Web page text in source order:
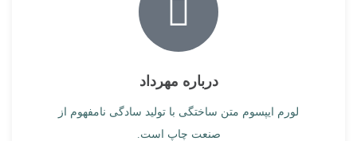
درباره مهرداد
لورم ایپسوم متن ساختگی با تولید سادگی نامفهوم از
صنعت چاپ است.